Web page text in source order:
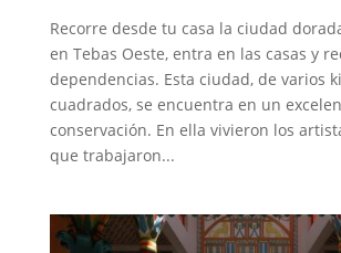
Recorre desde tu casa la ciudad
en Tebas Oeste, entra en las casas y
dependencias. Esta ciudad, de varios
cuadrados, se encuentra en un
conservación. En ella vivieron los
que trabajaron...